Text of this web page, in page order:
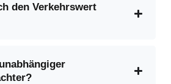
den Verkehrswert